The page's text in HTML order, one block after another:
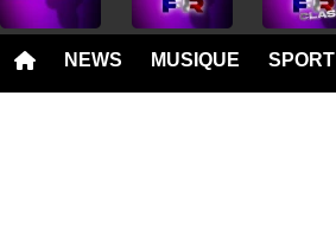
NEWS MUSIQUE SPORT